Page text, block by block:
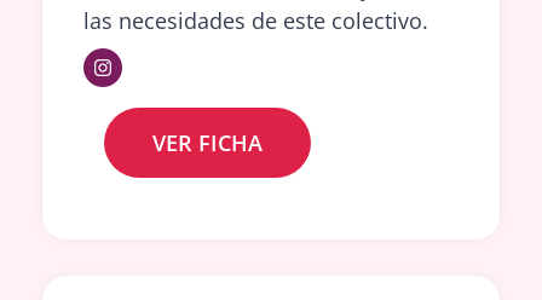
las necesidades de este colectivo.
VER FICHA